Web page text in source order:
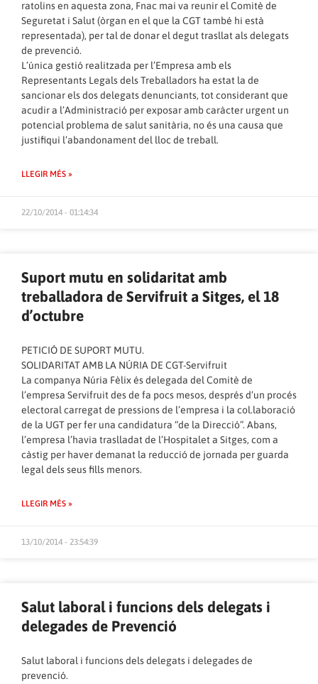
ratolins en aquesta zona, Fnac mai va reunir el Comitè de
Seguretat i Salut (òrgan en el que la CGT també hi està
representada), per tal de donar el degut trasllat als delegats
de prevenció.
L’única gestió realitzada per l’Empresa amb els
Representants Legals dels Treballadors ha estat la de
sancionar els dos delegats denunciants, tot considerant que
acudir a l’Administració per exposar amb caràcter urgent un
potencial problema de salut sanitària, no és una causa que
justifiqui l’abandonament del lloc de treball.
LLEGIR MÉS »
22/10/2014 - 01:14:34
Suport mutu en solidaritat amb
treballadora de Servifruit a Sitges, el 18
d’octubre
PETICIÓ DE SUPORT MUTU.
SOLIDARITAT AMB LA NÚRIA DE CGT-Servifruit
La companya Núria Fèlix és delegada del Comitè de
l’empresa Servifruit des de fa pocs mesos, després d’un procés
electoral carregat de pressions de l’empresa i la col.laboració
de la UGT per fer una candidatura “de la Direcció”. Abans,
l’empresa l’havia traslladat de l’Hospitalet a Sitges, com a
càstig per haver demanat la reducció de jornada per guarda
legal dels seus fills menors.
LLEGIR MÉS »
13/10/2014 - 23:54:39
Salut laboral i funcions dels delegats i
delegades de Prevenció
Salut laboral i funcions dels delegats i delegades de
prevenció.